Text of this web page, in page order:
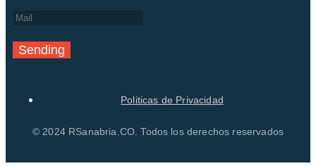
Sending
Politicas de Privacidad
© 2024 RSanabria.CO. Todos los derechos reservados